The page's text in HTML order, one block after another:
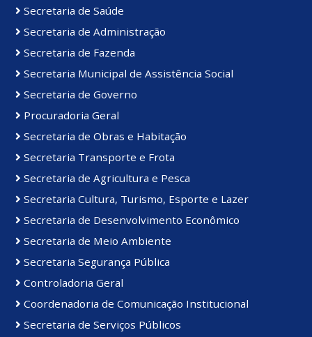
Secretaria de Saúde
Secretaria de Administração
Secretaria de Fazenda
Secretaria Municipal de Assistência Social
Secretaria de Governo
Procuradoria Geral
Secretaria de Obras e Habitação
Secretaria Transporte e Frota
Secretaria de Agricultura e Pesca
Secretaria Cultura, Turismo, Esporte e Lazer
Secretaria de Desenvolvimento Econômico
Secretaria de Meio Ambiente
Secretaria Segurança Pública
Controladoria Geral
Coordenadoria de Comunicação Institucional
Secretaria de Serviços Públicos